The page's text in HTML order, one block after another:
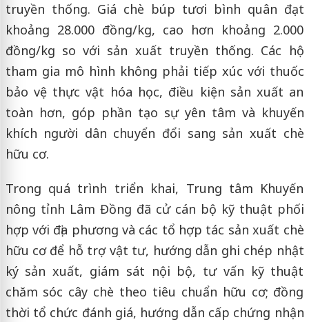
truyền thống. Giá chè búp tươi bình quân đạt
khoảng 28.000 đồng/kg, cao hơn khoảng 2.000
đồng/kg so với sản xuất truyền thống. Các hộ
tham gia mô hình không phải tiếp xúc với thuốc
bảo vệ thực vật hóa học, điều kiện sản xuất an
toàn hơn, góp phần tạo sự yên tâm và khuyến
khích người dân chuyển đổi sang sản xuất chè
hữu cơ.
Trong quá trình triển khai, Trung tâm Khuyến
nông tỉnh Lâm Đồng đã cử cán bộ kỹ thuật phối
hợp với địa phương và các tổ hợp tác sản xuất chè
hữu cơ để hỗ trợ vật tư, hướng dẫn ghi chép nhật
ký sản xuất, giám sát nội bộ, tư vấn kỹ thuật
chăm sóc cây chè theo tiêu chuẩn hữu cơ; đồng
thời tổ chức đánh giá, hướng dẫn cấp chứng nhận